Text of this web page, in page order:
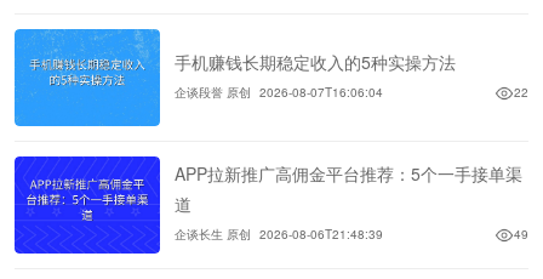
手机赚钱长期稳定收入的5种实操方法
企谈段誉 原创 2026-08-07T16:06:04 22
APP拉新推广高佣金平台推荐：5个一手接单渠
道
企谈长生 原创 2026-08-06T21:48:39 49